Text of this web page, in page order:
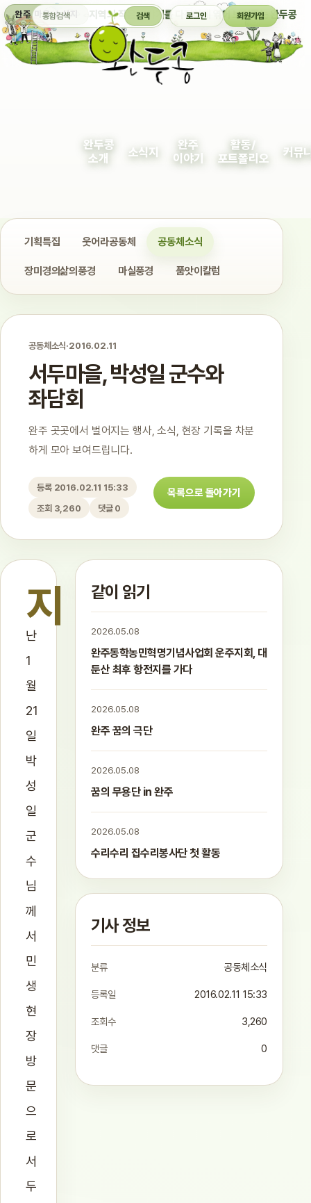
완주 마을 소식지 지역의 작은 이야기를 다정하게 엮어 보여주는 완두콩
통합검색 검색 로그인 회원가입
완두콩
소개
소식지
완주
이야기
활동/
포트폴리오
커뮤
기획특집 웃어라공동체 공동체소식
장미경의삶의풍경 마실풍경 품앗이칼럼
공동체소식·2016.02.11
서두마을, 박성일 군수와
좌담회
완주 곳곳에서 벌어지는 행사, 소식, 현장 기록을 차분
하게 모아 보여드립니다.
등록 2016.02.11 15:33
조회 3,260
댓글 0
목록으로 돌아가기
지
난
1
월
21
일
박
성
일
군
수
님
께
서
민
생
현
장
방
문
으
로
서
두
같이 읽기
2026.05.08
완주동학농민혁명기념사업회 운주지회, 대
둔산 최후 항전지를 가다
2026.05.08
완주 꿈의 극단
2026.05.08
꿈의 무용단 in 완주
2026.05.08
수리수리 집수리봉사단 첫 활동
기사 정보
분류 공동체소식
등록일 2016.02.11 15:33
조회수 3,260
댓글 0